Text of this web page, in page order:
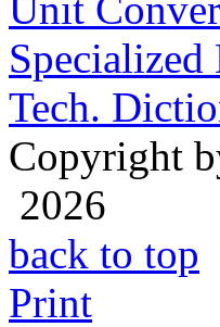
Specialized
Tech.
Copyright
2026
back to top
Print